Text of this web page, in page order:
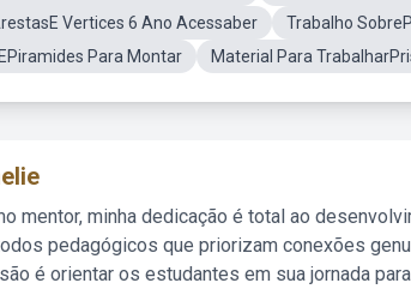
Vertices 6 Ano Acessaber
Trabalho
Para Montar
Material Para
mentor, minha dedicação é total ao
pedagógicos que priorizam conexões
é orientar os estudantes em sua jornada